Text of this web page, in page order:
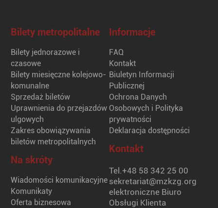
Bilety metropolitalne
Bilety jednorazowe i
czasowe
Bilety miesięczne kolejowo-
komunalne
Sprzedaż biletów
Uprawnienia do przejazdów
ulgowych
Zakres obowiązywania
biletów metropolitalnych
Na skróty
Wiadomości komunikacyjne
Komunikaty
Oferta biznesowa
Informacje
FAQ
Kontakt
Biuletyn Informacji
Publicznej
Ochrona Danych
Osobowych i Polityka
prywatności
Deklaracja dostępności
Kontakt
Tel.+48 58 342 25 00
sekretariat@mzkzg.org
elektroniczne Biuro
Obsługi Klienta